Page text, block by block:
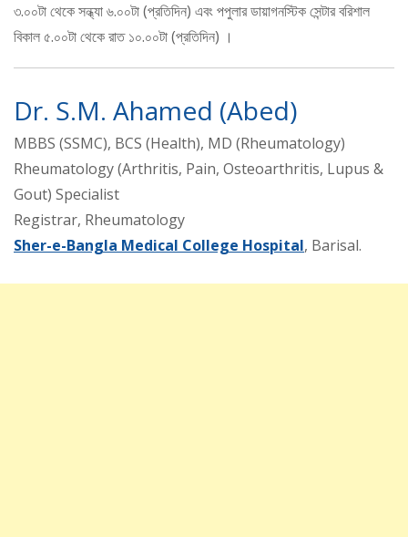
৩.০০টা থেকে সন্ধ্যা ৬.০০টা (প্রতিদিন) এবং পপুলার ডায়াগনস্টিক সেন্টার বরিশাল
বিকাল ৫.০০টা থেকে রাত ১০.০০টা (প্রতিদিন) ।
Dr. S.M. Ahamed (Abed)
MBBS (SSMC), BCS (Health), MD (Rheumatology)
Rheumatology (Arthritis, Pain, Osteoarthritis, Lupus &
Gout) Specialist
Registrar, Rheumatology
Sher-e-Bangla Medical College Hospital, Barisal.